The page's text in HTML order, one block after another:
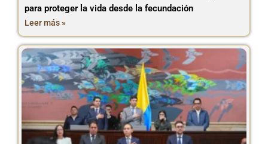
para proteger la vida desde la fecundación
Leer más »